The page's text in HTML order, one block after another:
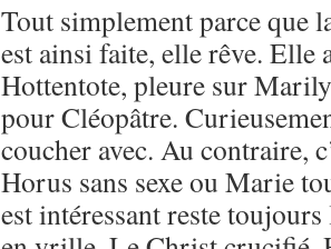
Tout simplement parce que
est ainsi faite, elle rêve. Elle
Hottentote, pleure sur
pour Cléopâtre.
coucher avec. Au contraire,
Horus sans sexe ou Marie
est intéressant reste